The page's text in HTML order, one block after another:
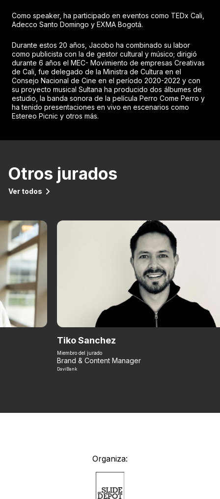
Como speaker, ha participado en eventos como TEDx Cali,
Adecco Santo Domingo y EXMA Bogotá.
Durante estos 20 años, Jacobo ha combinado su labor
como publicista con la de gestor cultural y músico; dirigió
durante 6 años el MEC- Movimiento de empresas Creativas
de Cali, fue delegado de la Ministra de Cultura en el
Consejo Nacional de Cine en el período 2020-2022 y con
su proyecto musical Sultana ha producido dos álbumes de
estudio, la banda sonora de la película Perro Come Perro y
ha tenido presentaciones en vivo en escenarios como
Estereo Picnic y otros más.
Otros jurados
Ver todos
Tiko Sanchez
Miembro del jurado
Brand & Content Manager
DaviBank
Organiza: